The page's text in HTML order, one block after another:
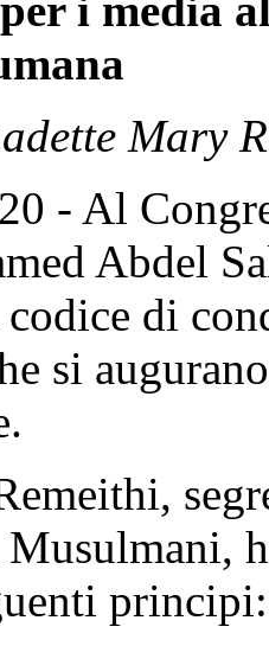
i media
Mary
- Al
Abdel
codice di
si
principi: